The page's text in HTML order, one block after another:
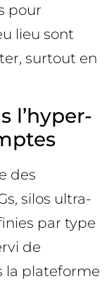
pour
lieu sont
surtout en
l’hyper-
des
silos ultra-
par type
de
la plateforme